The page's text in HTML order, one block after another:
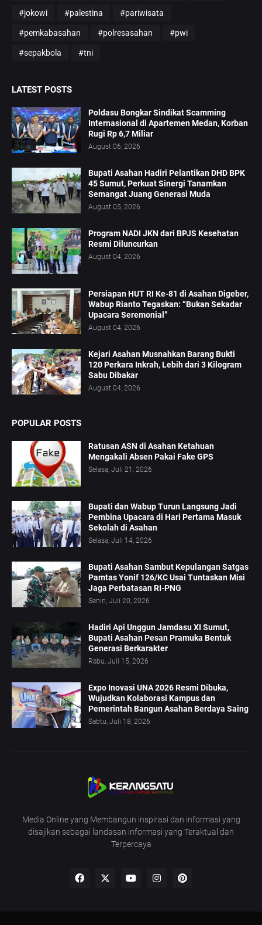
#jokowi #palestina #pariwisata
#pemkabasahan #polresasahan #pwi
#sepakbola #tni
LATEST POSTS
Poldasu Bongkar Sindikat Scamming
Internasional di Apartemen Medan, Korban
Rugi Rp 6,7 Miliar
August 06, 2026
Bupati Asahan Hadiri Pelantikan DHD BPK
45 Sumut, Perkuat Sinergi Tanamkan
Semangat Juang Generasi Muda
August 05, 2026
Program NADI JKN dari BPJS Kesehatan
Resmi Diluncurkan
August 04, 2026
Persiapan HUT RI Ke-81 di Asahan Digeber,
Wabup Rianto Tegaskan: “Bukan Sekadar
Upacara Seremonial”
August 04, 2026
Kejari Asahan Musnahkan Barang Bukti
120 Perkara Inkrah, Lebih dari 3 Kilogram
Sabu Dibakar
August 04, 2026
POPULAR POSTS
Ratusan ASN di Asahan Ketahuan
Mengakali Absen Pakai Fake GPS
Selasa, Juli 21, 2026
Bupati dan Wabup Turun Langsung Jadi
Pembina Upacara di Hari Pertama Masuk
Sekolah di Asahan
Selasa, Juli 14, 2026
Bupati Asahan Sambut Kepulangan Satgas
Pamtas Yonif 126/KC Usai Tuntaskan Misi
Jaga Perbatasan RI-PNG
Senin, Juli 20, 2026
Hadiri Api Unggun Jamdasu XI Sumut,
Bupati Asahan Pesan Pramuka Bentuk
Generasi Berkarakter
Rabu, Juli 15, 2026
Expo Inovasi UNA 2026 Resmi Dibuka,
Wujudkan Kolaborasi Kampus dan
Pemerintah Bangun Asahan Berdaya Saing
Sabtu, Juli 18, 2026
Media Online yang Membangun inspirasi dan informasi yang
disajikan sebagai landasan informasi yang Teraktual dan
Terpercaya